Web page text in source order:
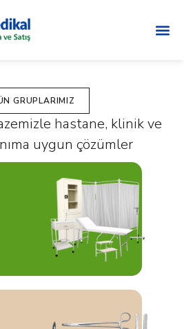
GRUPLARIMIZ
hastane, klinik ve
uygun çözümler